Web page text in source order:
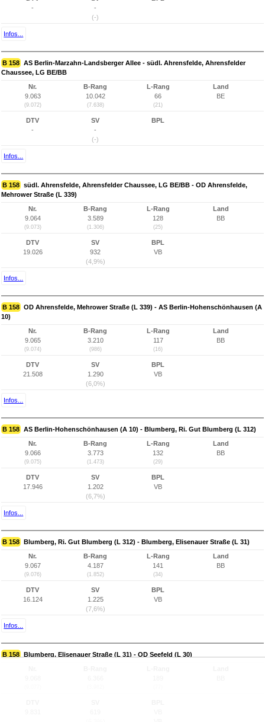
-
-
(-)
Infos...
B 158 AS Berlin-Marzahn-Landsberger Allee - südl. Ahrensfelde, Ahrensfelder
Chaussee, LG BE/BB
Nr.
9.063
(9.072)
B-Rang
10.042
(7.638)
L-Rang
66
(21)
Land
BE
DTV
-
SV
-
(-)
BPL
Infos...
B 158 südl. Ahrensfelde, Ahrensfelder Chaussee, LG BE/BB - OD Ahrensfelde,
Mehrower Straße (L 339)
Nr.
9.064
(9.073)
B-Rang
3.589
(1.306)
L-Rang
128
(25)
Land
BB
DTV
19.026
SV
932
(4,9%)
BPL
VB
Infos...
B 158 OD Ahrensfelde, Mehrower Straße (L 339) - AS Berlin-Hohenschönhausen (A
10)
Nr.
9.065
(9.074)
B-Rang
3.210
(986)
L-Rang
117
(16)
Land
BB
DTV
21.508
SV
1.290
(6,0%)
BPL
VB
Infos...
B 158 AS Berlin-Hohenschönhausen (A 10) - Blumberg, Ri. Gut Blumberg (L 312)
Nr.
9.066
(9.075)
B-Rang
3.773
(1.473)
L-Rang
132
(29)
Land
BB
DTV
17.946
SV
1.202
(6,7%)
BPL
VB
Infos...
B 158 Blumberg, Ri. Gut Blumberg (L 312) - Blumberg, Elisenauer Straße (L 31)
Nr.
9.067
(9.076)
B-Rang
4.187
(1.852)
L-Rang
141
(34)
Land
BB
DTV
16.124
SV
1.225
(7,6%)
BPL
VB
Infos...
B 158 Blumberg, Elisenauer Straße (L 31) - OD Seefeld (L 30)